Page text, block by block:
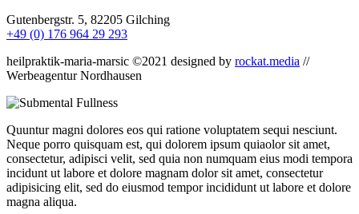
Gutenbergstr. 5, 82205 Gilching
+49 (0) 176 964 29 293
heilpraktik-maria-marsic ©2021 designed by rockat.media //
Werbeagentur Nordhausen
Quuntur magni dolores eos qui ratione voluptatem sequi nesciunt.
Neque porro quisquam est, qui dolorem ipsum quiaolor sit amet,
consectetur, adipisci velit, sed quia non numquam eius modi tempora
incidunt ut labore et dolore magnam dolor sit amet, consectetur
adipisicing elit, sed do eiusmod tempor incididunt ut labore et dolore
magna aliqua.